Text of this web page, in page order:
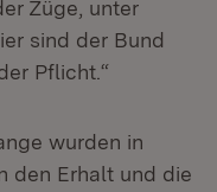
Züge, unter
sind der Bund
in neuem Fenster)
Pflicht.“
wurden in
den Erhalt und die